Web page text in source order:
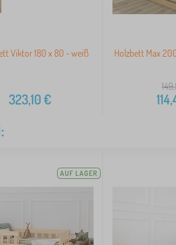
Viktor 180 x 80 - weiß
323,10€
Holzbett Max
AUF LAGER